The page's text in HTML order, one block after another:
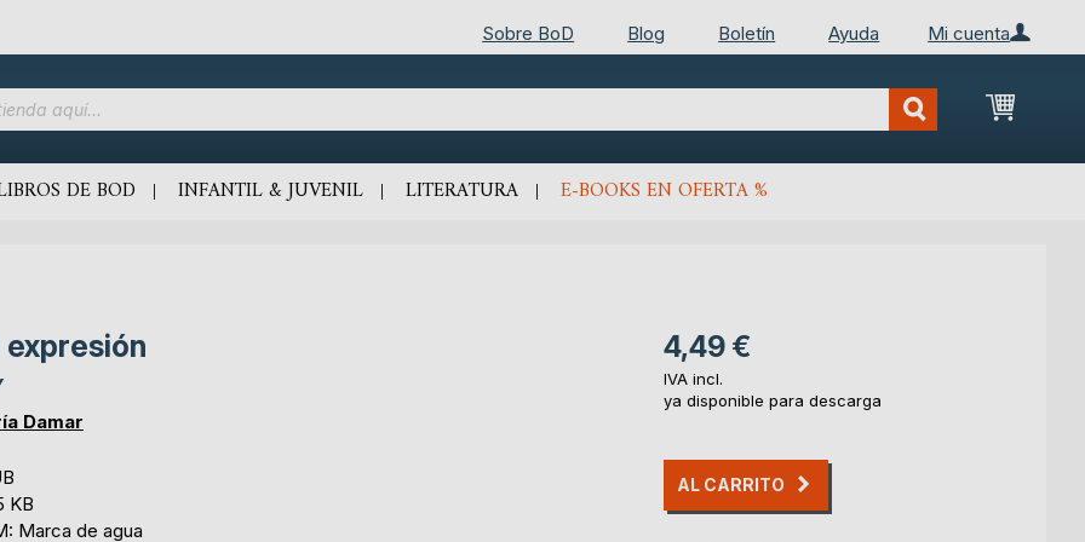
Mi cuenta
Sobre BoD Blog Boletín Ayuda
Mi
DE BOD INFANTIL & JUVENIL LITERATURA E-BOOKS EN OFERTA %
expresión
Damar
KB
Marca de agua
4,49 €
IVA incl.
ya disponible para descarga
AL CARRITO